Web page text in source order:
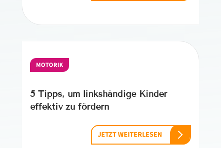
MOTORIK
5 Tipps, um linkshändige Kinder
effektiv zu fördern
JETZT WEITERLESEN